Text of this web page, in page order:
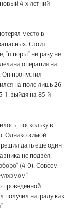
4-х летний
место в
Стоит
"шпоры" ни разу не
операция на
Он пропустил
на поле лишь 26
1, выйдя на 85-й
поскольку в
Однако зимой
дать еще один
не подвел,
(4-0). Совсем
проведенной
получил награду как